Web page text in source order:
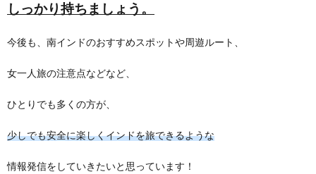
しっかり持ちましょう。
今後も、南インドのおすすめスポットや周遊ルート、
女一人旅の注意点などなど、
ひとりでも多くの方が、
少しでも安全に楽しくインドを旅できるような
情報発信をしていきたいと思っています！